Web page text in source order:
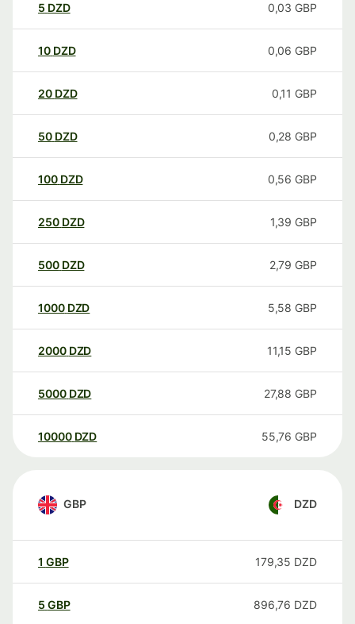
5 DZD 0,03 GBP
10 DZD 0,06 GBP
20 DZD 0,11 GBP
50 DZD 0,28 GBP
100 DZD 0,56 GBP
250 DZD 1,39 GBP
500 DZD 2,79 GBP
1000 DZD 5,58 GBP
2000 DZD 11,15 GBP
5000 DZD 27,88 GBP
10000 DZD 55,76 GBP
GBP DZD
1 GBP 179,35 DZD
5 GBP 896,76 DZD